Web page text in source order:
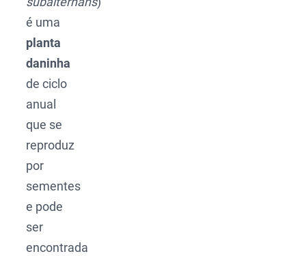
é uma
planta
daninha
de ciclo
anual
que se
reproduz
por
sementes
e pode
ser
encontrada